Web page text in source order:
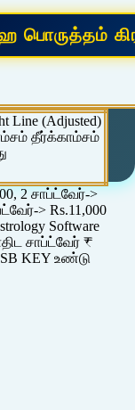
Line (Adjusted)
தீர்க்காம்சம்
2 சாப்ட்வேர்->
> Rs.11,000
Software
சாப்ட்வேர் ₹
KEY உண்டு